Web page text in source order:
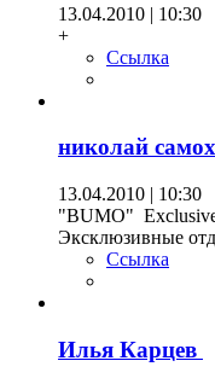
13.04.2010 | 10:30
+
Ссылка
николай
13.04.2010 | 10:30
"BUMO"
Эксклюзивные
Ссылка
Илья Карцев